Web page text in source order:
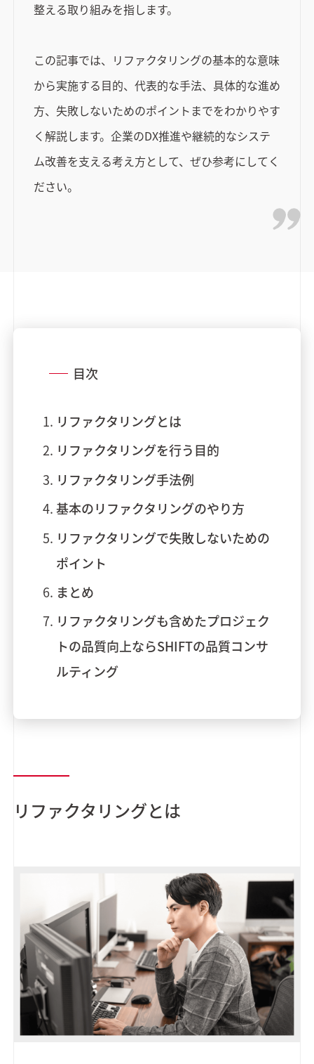
整える取り組みを指します。
この記事では、リファクタリングの基本的な意味
から実施する目的、代表的な手法、具体的な進め
方、失敗しないためのポイントまでをわかりやす
く解説します。企業のDX推進や継続的なシステ
ム改善を支える考え方として、ぜひ参考にしてく
ださい。
目次
リファクタリングとは
リファクタリングを行う目的
リファクタリング手法例
基本のリファクタリングのやり方
リファクタリングで失敗しないための
ポイント
まとめ
リファクタリングも含めたプロジェク
トの品質向上ならSHIFTの品質コンサ
ルティング
リファクタリングとは